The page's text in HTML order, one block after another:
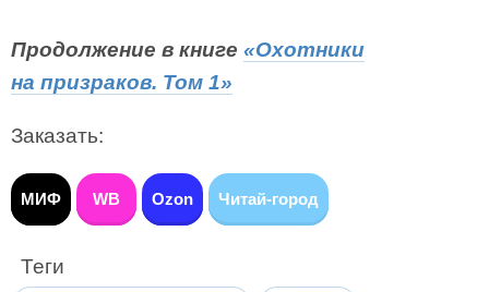
Продолжение в книге «Охотники
на призраков. Том 1»
Заказать:
МИФ WB Ozon Читай-город
Теги